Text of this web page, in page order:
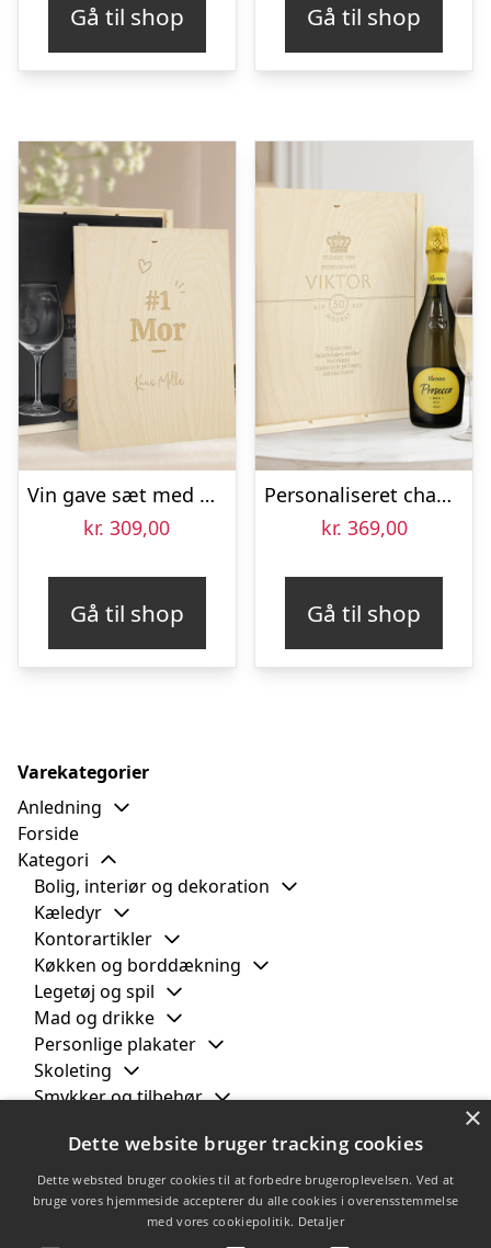
Gå til shop Gå til shop
Vin gave sæt med glas – Maison de la Surprise Syrah – Graveret låg
kr. 309,00
Gå til shop
Personaliseret champagnesæt – Riondo Prosecco Spumante – Indgraveret trækasse
kr. 369,00
Gå til shop
Varekategorier
Anledning
Forside
Kategori
Bolig, interiør og dekoration
Kæledyr
Kontorartikler
Køkken og borddækning
Legetøj og spil
Mad og drikke
Personlige plakater
Skoleting
Smykker og tilbehør
Computertaske
Kuffert
Mulepose
Tøj og tekstiler
×
Dette website bruger tracking cookies
Dette websted bruger cookies til at forbedre brugeroplevelsen. Ved at
bruge vores hjemmeside accepterer du alle cookies i overensstemmelse
med vores cookiepolitik. Detaljer